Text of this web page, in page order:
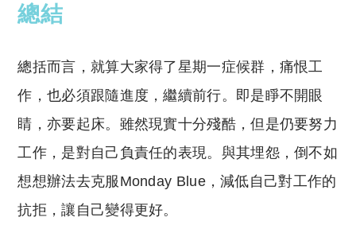
總結
總括而言，就算大家得了星期一症候群，痛恨工
作，也必須跟隨進度，繼續前行。即是睜不開眼
睛，亦要起床。雖然現實十分殘酷，但是仍要努力
工作，是對自己負責任的表現。與其埋怨，倒不如
想想辦法去克服Monday Blue，減低自己對工作的
抗拒，讓自己變得更好。